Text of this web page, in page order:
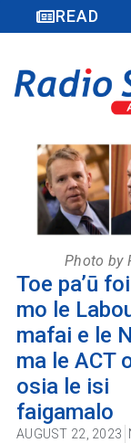
READ
Photo by
Toe pa’ū
mo le
mafai e le
ma le ACT
osia le isi
faigamalo
AUGUST 22, 2023